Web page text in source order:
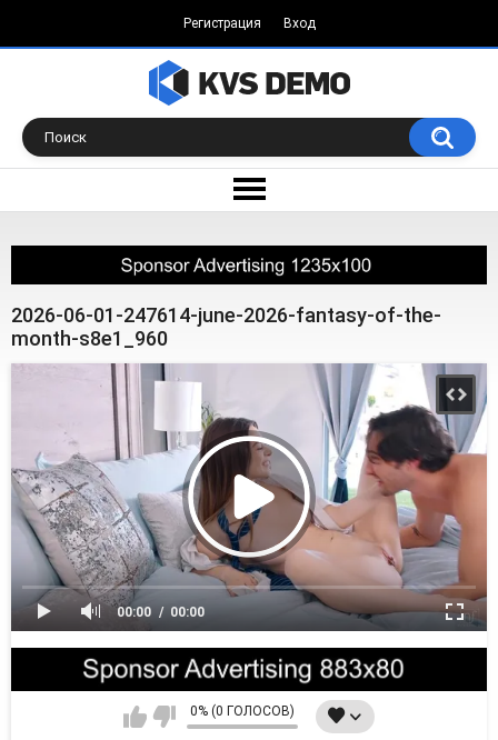
Регистрация Вход
2026-06-01-247614-june-2026-fantasy-of-the-
month-s8e1_960
00:00 00:00
0% (0 ГОЛОСОВ)